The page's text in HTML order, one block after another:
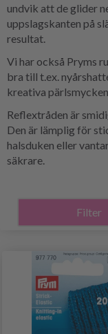
undvik att de glider
uppslagskanten på
resultat.
Vi har också Pryms
bra till t.ex.
kreativa
Reflextråden är
Den är lämplig för
halsduken eller
säkrare.
Filter